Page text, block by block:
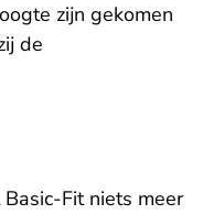
zijn gekomen
de
Fit niets meer